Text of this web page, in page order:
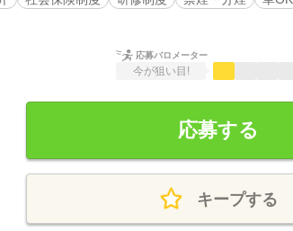
応募バロメーター
今が狙い目!
応募する
キープする